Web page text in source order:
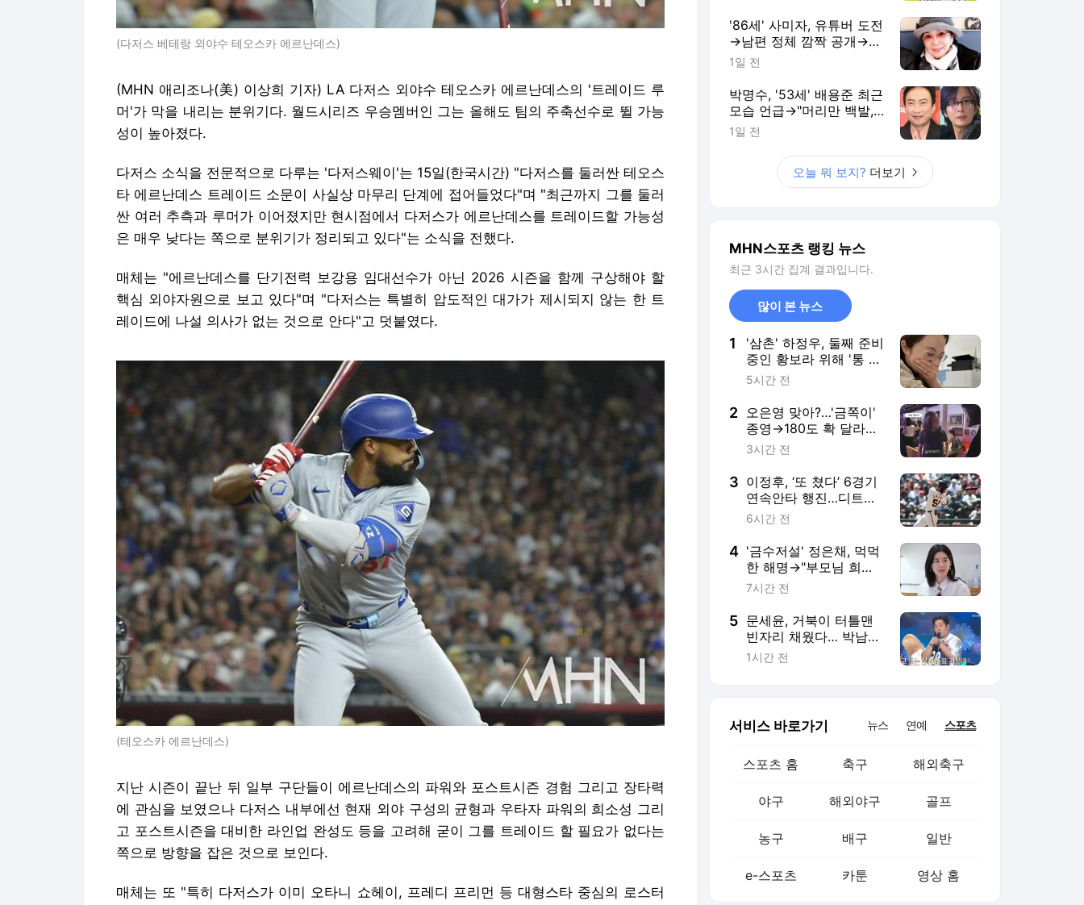
(다저스 베테랑 외야수 테오스카 에르난데스)
(MHN 애리조나(美) 이상희 기자) LA 다저스 외야수 테오스카 에르난데스의 '트레이드 루
머'가 막을 내리는 분위기다. 월드시리즈 우승멤버인 그는 올해도 팀의 주축선수로 뛸 가능
성이 높아졌다.
다저스 소식을 전문적으로 다루는 '다저스웨이'는 15일(한국시간) "다저스를 둘러싼 테오스
타 에르난데스 트레이드 소문이 사실상 마무리 단계에 접어들었다"며 "최근까지 그를 둘러
싼 여러 추측과 루머가 이어졌지만 현시점에서 다저스가 에르난데스를 트레이드할 가능성
은 매우 낮다는 쪽으로 분위기가 정리되고 있다"는 소식을 전했다.
매체는 "에르난데스를 단기전력 보강용 임대선수가 아닌 2026 시즌을 함께 구상해야 할
핵심 외야자원으로 보고 있다"며 "다저스는 특별히 압도적인 대가가 제시되지 않는 한 트
레이드에 나설 의사가 없는 것으로 안다"고 덧붙였다.
(테오스카 에르난데스)
지난 시즌이 끝난 뒤 일부 구단들이 에르난데스의 파워와 포스트시즌 경험 그리고 장타력
에 관심을 보였으나 다저스 내부에선 현재 외야 구성의 균형과 우타자 파워의 희소성 그리
고 포스트시즌을 대비한 라인업 완성도 등을 고려해 굳이 그를 트레이드 할 필요가 없다는
쪽으로 방향을 잡은 것으로 보인다.
매체는 또 "특히 다저스가 이미 오타니 쇼헤이, 프레디 프리먼 등 대형스타 중심의 로스터
'86세' 사미자, 유튜버 도전
→남편 정체 깜짝 공개→눈
물…"63년 만에 처음"
1일 전
박명수, '53세' 배용준 최근
모습 언급→"머리만 백발,
얼굴 그대로더라" 감탄 ('라
1일 전
오늘 뭐 보지? 더보기
MHN스포츠 랭킹 뉴스
최근 3시간 집계 결과입니다.
많이 본 뉴스
1
'삼촌' 하정우, 둘째 준비
중인 황보라 위해 '통 큰
선물'→고마움에 감동
5시간 전
2 오은영 맞아?…'금쪽이'
종영→180도 확 달라진
근황…"엄청 날씬하다"
3시간 전
3 이정후, ‘또 쳤다’ 6경기
연속안타 행진…디트로
이트전 1안타 2타점, 타
6시간 전
4 '금수저설' 정은채, 먹먹
한 해명→"부모님 희생...
집 평수 줄여가면서 영
7시간 전
5 문세윤, 거북이 터틀맨
빈자리 채웠다… 박남정
딸 스테이씨 시은의 우
1시간 전
서비스 바로가기 뉴스 연예 스포츠
스포츠 홈 축구 해외축구
야구 해외야구 골프
농구 배구 일반
e-스포츠 카툰 영상 홈